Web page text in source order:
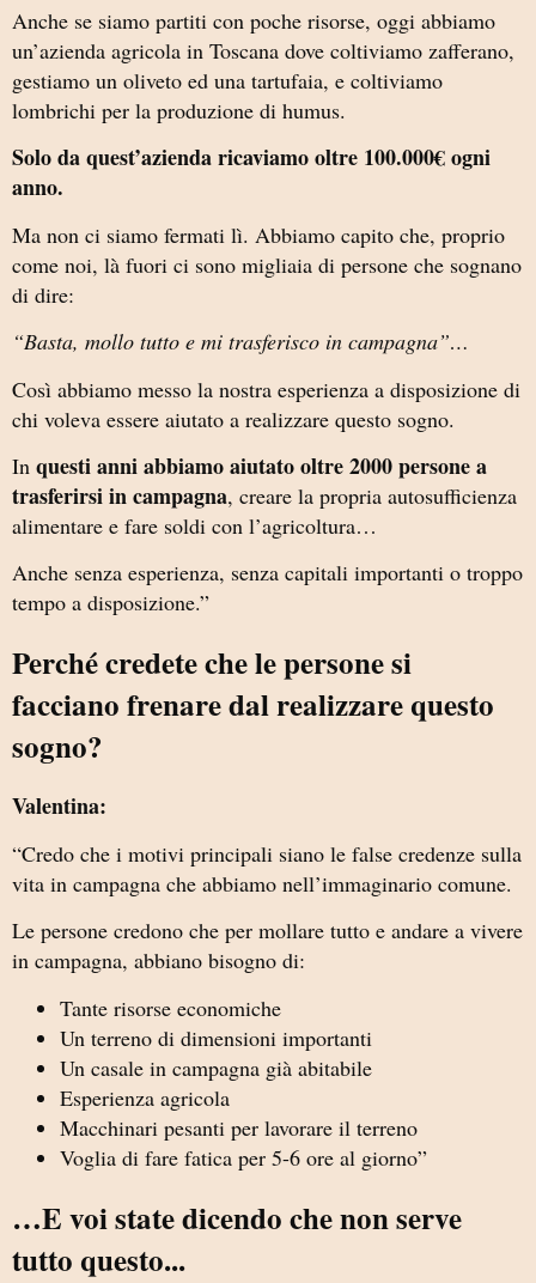
Anche se siamo partiti con poche risorse, oggi abbiamo
un’azienda agricola in Toscana dove coltiviamo zafferano,
gestiamo un oliveto ed una tartufaia, e coltiviamo
lombrichi per la produzione di humus.
Solo da quest’azienda ricaviamo oltre 100.000€ ogni
anno.
Ma non ci siamo fermati lì. Abbiamo capito che, proprio
come noi, là fuori ci sono migliaia di persone che sognano
di dire:
“Basta, mollo tutto e mi trasferisco in campagna”…
Così abbiamo messo la nostra esperienza a disposizione di
chi voleva essere aiutato a realizzare questo sogno.
In questi anni abbiamo aiutato oltre 2000 persone a
trasferirsi in campagna, creare la propria autosufficienza
alimentare e fare soldi con l’agricoltura…
Anche senza esperienza, senza capitali importanti o troppo
tempo a disposizione.”
Perché credete che le persone si
facciano frenare dal realizzare questo
sogno?
Valentina:
“Credo che i motivi principali siano le false credenze sulla
vita in campagna che abbiamo nell’immaginario comune.
Le persone credono che per mollare tutto e andare a vivere
in campagna, abbiano bisogno di:
Tante risorse economiche
Un terreno di dimensioni importanti
Un casale in campagna già abitabile
Esperienza agricola
Macchinari pesanti per lavorare il terreno
Voglia di fare fatica per 5-6 ore al giorno”
…E voi state dicendo che non serve
tutto questo...